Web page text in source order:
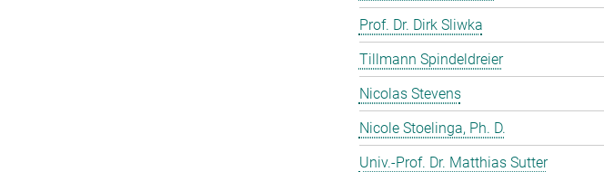
Prof. Dr. Dirk Sliwka
Tillmann Spindeldreier
Nicolas Stevens
Nicole Stoelinga, Ph. D.
Univ.-Prof. Dr. Matthias Sutter